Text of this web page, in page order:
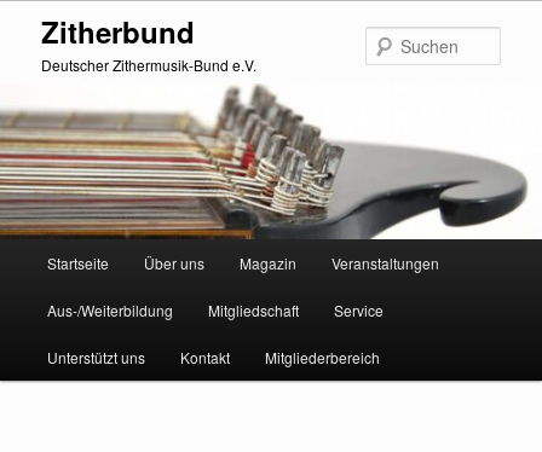
primärenZitherbund
Deutscher Zithermusik-Bund e.V.
Startseite Über uns Magazin Veranstaltungen
Aus-/Weiterbildung Mitgliedschaft Service
Unterstützt uns Kontakt Mitgliederbereich